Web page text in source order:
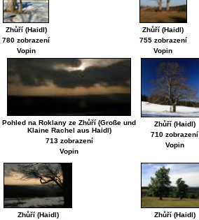
Zhůří (Haidl)
780 zobrazení
Vopin
Zhůří (Haidl)
755 zobrazení
Vopin
Pohled na Roklany ze Zhůří (Große und
Klaine Rachel aus Haidl)
713 zobrazení
Vopin
Zhůří (Haidl)
710 zobrazení
Vopin
Zhůří (Haidl)
Zhůří (Haidl)